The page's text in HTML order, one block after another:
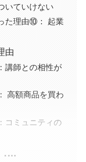
いていけない
た理由⑩： 起業
由
講師との相性が
高額商品を買わ
コミュニティの